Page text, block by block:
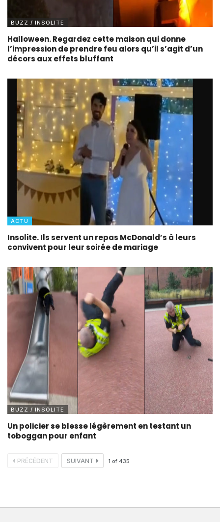
BUZZ / INSOLITE
Halloween. Regardez cette maison qui donne
l’impression de prendre feu alors qu’il s’agit d’un
décors aux effets bluffant
ACTU
Insolite. Ils servent un repas McDonald’s à leurs
convivent pour leur soirée de mariage
BUZZ / INSOLITE
Un policier se blesse légèrement en testant un
toboggan pour enfant
PRÉCÉDENT SUIVANT 1 of 435